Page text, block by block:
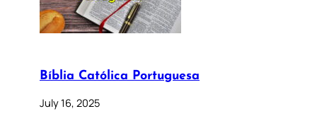
Bíblia Católica Portuguesa
July 16, 2025